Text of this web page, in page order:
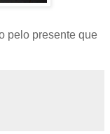
pelo presente que